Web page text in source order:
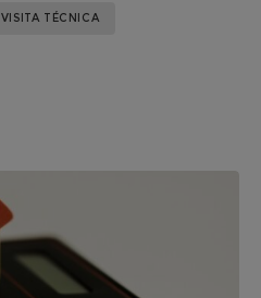
VISITA TÉCNICA